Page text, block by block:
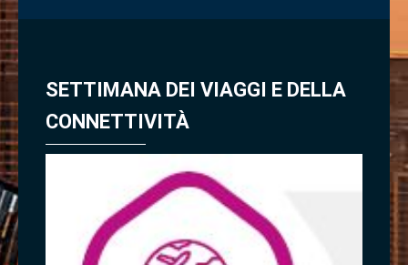
SETTIMANA DEI VIAGGI E DELLA
CONNETTIVITÀ